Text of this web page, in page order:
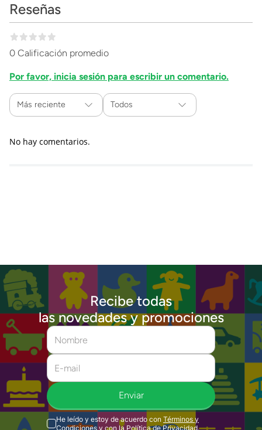
Reseñas
0 Calificación promedio
Por favor, inicia sesión para escribir un comentario.
Más reciente Todos
No hay comentarios.
Recibe todas
las novedades y promociones
Enviar
He leído y estoy de acuerdo con Términos y
Condiciones y con la Política de Privacidad.